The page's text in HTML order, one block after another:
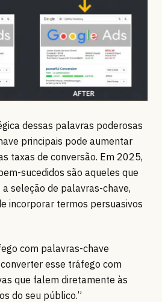
dessas palavras poderosas
principais pode aumentar
taxas de conversão. Em 2025,
sucedidos são aqueles que
seleção de palavras-chave,
incorporar termos persuasivos
com palavras-chave
esse tráfego com
que falem diretamente às
do seu público.”